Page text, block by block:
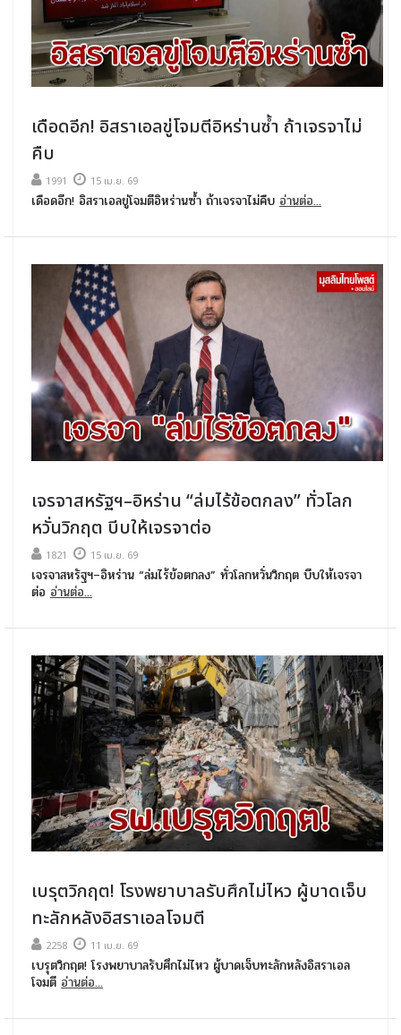
เดือดอีก! อิสราเอลขู่โจมตีอิหร่านซ้ำ ถ้าเจรจาไม่
คืบ
1991 15 เม.ย. 69
เดือดอีก! อิสราเอลขู่โจมตีอิหร่านซ้ำ ถ้าเจรจาไม่คืบ อ่านต่อ...
เจรจาสหรัฐฯ–อิหร่าน “ล่มไร้ข้อตกลง” ทั่วโลก
หวั่นวิกฤต บีบให้เจรจาต่อ
1821 15 เม.ย. 69
เจรจาสหรัฐฯ–อิหร่าน “ล่มไร้ข้อตกลง” ทั่วโลกหวั่นวิกฤต บีบให้เจรจา
ต่อ อ่านต่อ...
เบรุตวิกฤต! โรงพยาบาลรับศึกไม่ไหว ผู้บาดเจ็บ
ทะลักหลังอิสราเอลโจมตี
2258 11 เม.ย. 69
เบรุตวิกฤต! โรงพยาบาลรับศึกไม่ไหว ผู้บาดเจ็บทะลักหลังอิสราเอล
โจมตี อ่านต่อ...